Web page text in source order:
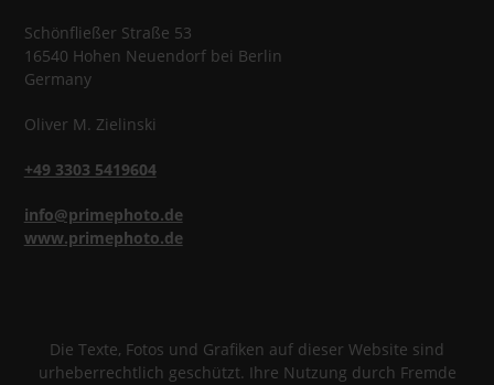
Schönfließer Straße 53
16540 Hohen Neuendorfbei Berlin
Germany
Oliver M. Zielinski
+49 3303 5419604
info@primephoto.de
www.primephoto.de
Die Texte, Fotos und Grafiken auf dieser Website sind
urheberrechtlich geschützt. Ihre Nutzung durch Fremde